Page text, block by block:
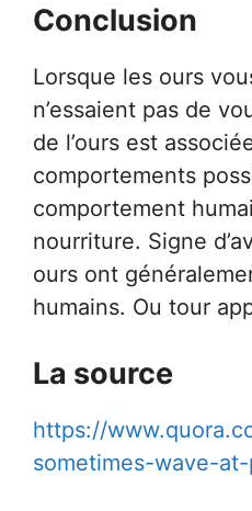
Conclusion
Lorsque les ours
n’essaient pas de
de l’ours est
comportements
comportement
nourriture. Signe
ours ont
humains. Ou tour
La source
https://
sometimes-wave-